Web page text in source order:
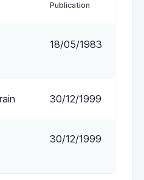
Publication
18/05/1983
30/12/1999
30/12/1999